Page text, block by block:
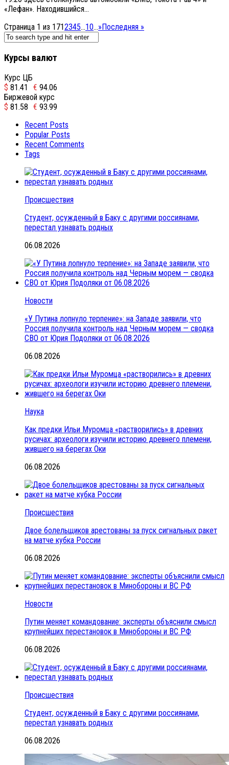
«Лефан». Находившийся...
Страница 1 из 1712345...10...»Последняя »
Курсы валют
Курс ЦБ
$ 81.41 € 94.06
Биржевой курс
$ 81.58 € 93.99
Recent Posts
Popular Posts
Recent Comments
Tags
Происшествия
Студент, осужденный в Баку с другими россиянами,
перестал узнавать родных
06.08.2026
Новости
«У Путина лопнуло терпение»: на Западе заявили, что
Россия получила контроль над Черным морем — сводка
СВО от Юрия Подоляки от 06.08.2026
06.08.2026
Наука
Как предки Ильи Муромца «растворились» в древних
русичах: археологи изучили историю древнего племени,
жившего на берегах Оки
06.08.2026
Происшествия
Двое болельщиков арестованы за пуск сигнальных ракет
на матче кубка России
06.08.2026
Новости
Путин меняет командование: эксперты объяснили смысл
крупнейших перестановок в Минобороны и ВС РФ
06.08.2026
Происшествия
Студент, осужденный в Баку с другими россиянами,
перестал узнавать родных
06.08.2026